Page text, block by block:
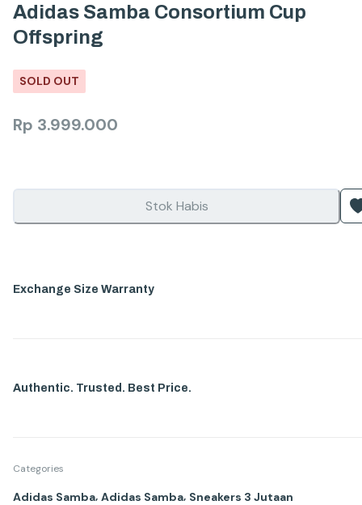
Adidas Samba Consortium Cup
Offspring
SOLD OUT
Rp 3.999.000
Stok Habis
Exchange Size Warranty
Authentic. Trusted. Best Price.
Categories
Adidas Samba Adidas Samba Sneakers 3 Jutaan